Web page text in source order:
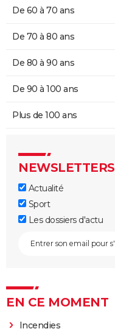
De 60 à 70 ans
De 70 à 80 ans
De 80 à 90 ans
De 90 à 100 ans
Plus de 100 ans
NEWSLETTERS
Actualité
Sport
Les dossiers d'actu
EN CE MOMENT
Incendies